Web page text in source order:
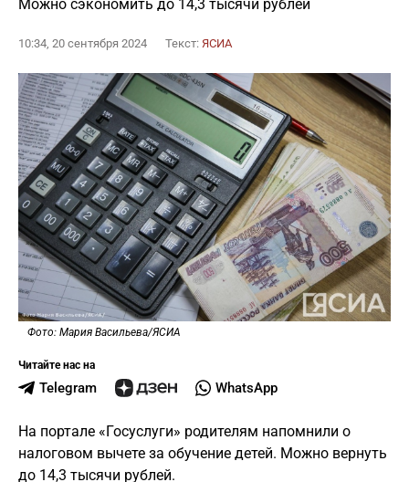
Можно сэкономить до 14,3 тысячи рублей
10:34, 20 сентября 2024 Текст: ЯСИА
Фото: Мария Васильева/ЯСИА
Читайте нас на
Telegram WhatsApp
На портале «Госуслуги» родителям напомнили о
налоговом вычете за обучение детей. Можно вернуть
до 14,3 тысячи рублей.